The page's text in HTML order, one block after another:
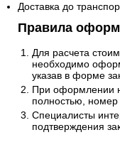
Доставка до
Правила
Для расчета
необходимо
указав в форме
При оформлении
полностью,
Специалисты
подтверждения